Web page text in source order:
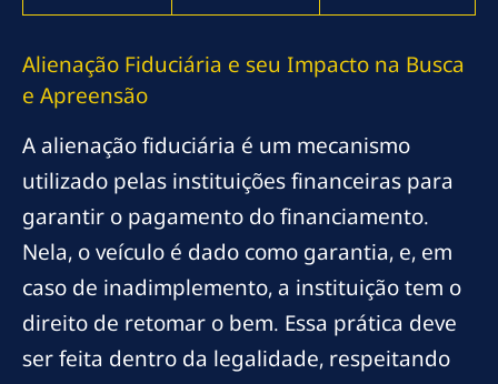
Alienação Fiduciária e seu Impacto na Busca
e Apreensão
A alienação fiduciária é um mecanismo
utilizado pelas instituições financeiras para
garantir o pagamento do financiamento.
Nela, o veículo é dado como garantia, e, em
caso de inadimplemento, a instituição tem o
direito de retomar o bem. Essa prática deve
ser feita dentro da legalidade, respeitando